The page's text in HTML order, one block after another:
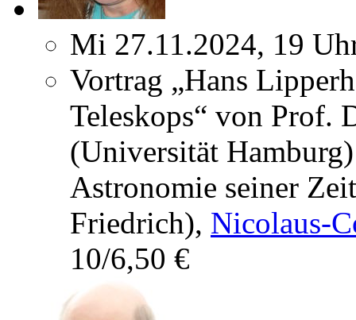
Mi 27.11.2024, 19
Vortrag „Hans
Teleskops“ von Prof.
(Universität
Astronomie seiner
Friedrich), Nicolaus-
10/6,50 €